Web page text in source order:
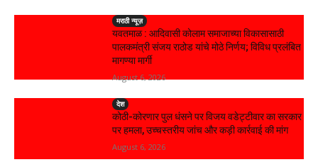
मराठी न्यूज़
यवतमाळ : आदिवासी कोलाम समाजाच्या विकासासाठी
पालकमंत्री संजय राठोड यांचे मोठे निर्णय; विविध प्रलंबित
मागण्या मार्गी
August 6, 2026
देश
कोठी-कोरणार पुल धंसने पर विजय वडेट्टीवार का सरकार
पर हमला, उच्चस्तरीय जांच और कड़ी कार्रवाई की मांग
August 6, 2026